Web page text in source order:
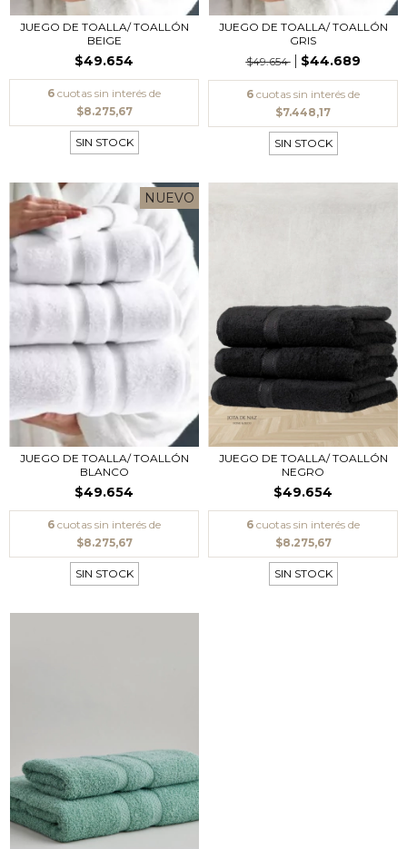
JUEGO DE TOALLA/ TOALLÓN
BEIGE
$49.654
6 cuotas sin interés de
$8.275,67
SIN STOCK
JUEGO DE TOALLA/ TOALLÓN
GRIS
$49.654
$44.689
6 cuotas sin interés de
$7.448,17
SIN STOCK
NUEVO
JUEGO DE TOALLA/ TOALLÓN
BLANCO
$49.654
6 cuotas sin interés de
$8.275,67
SIN STOCK
JUEGO DE TOALLA/ TOALLÓN
NEGRO
$49.654
6 cuotas sin interés de
$8.275,67
SIN STOCK